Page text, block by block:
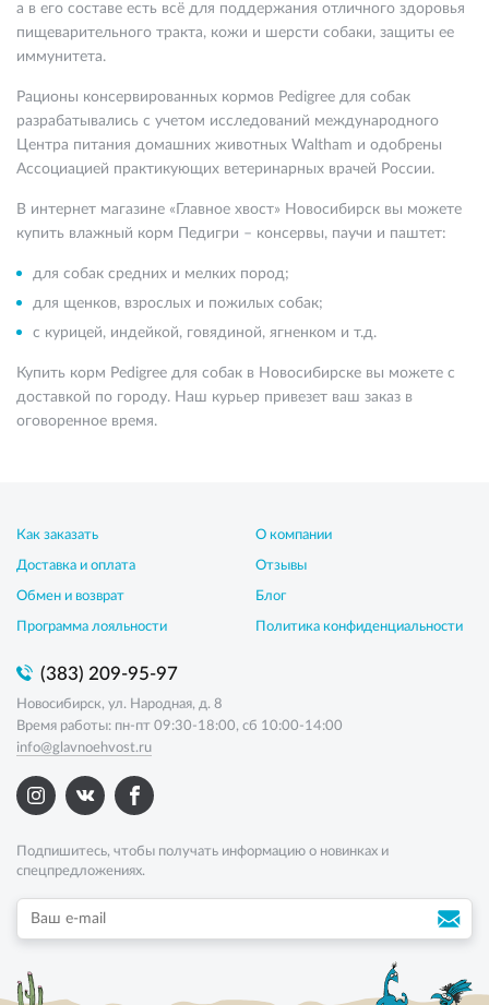
а в его составе есть всё для поддержания отличного здоровья
пищеварительного тракта, кожи и шерсти собаки, защиты ее
иммунитета.
Рационы консервированных кормов Pedigree для собак
разрабатывались с учетом исследований международного
Центра питания домашних животных Waltham и одобрены
Ассоциацией практикующих ветеринарных врачей России.
В интернет магазине «Главное хвост» Новосибирск вы можете
купить влажный корм Педигри – консервы, паучи и паштет:
для собак средних и мелких пород;
для щенков, взрослых и пожилых собак;
с курицей, индейкой, говядиной, ягненком и т.д.
Купить корм Pedigree для собак в Новосибирске вы можете с
доставкой по городу. Наш курьер привезет ваш заказ в
оговоренное время.
Как заказать
Доставка и оплата
Обмен и возврат
Программа лояльности
О компании
Отзывы
Блог
Политика конфиденциальности
(383) 209-95-97
Новосибирск, ул. Народная, д. 8
Время работы: пн-пт 09:30-18:00, сб 10:00-14:00
info@glavnoehvost.ru
Подпишитесь, чтобы получать информацию о новинках и
спецпредложениях.